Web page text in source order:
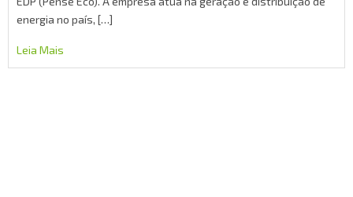
energia no país, […]
Leia Mais